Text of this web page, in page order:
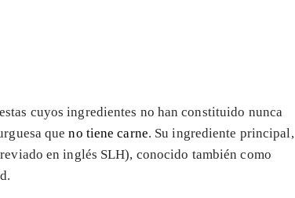
cuyos ingredientes no han constituido nunca
queno tiene carne. Su ingrediente principal,
en inglés SLH), conocido también como